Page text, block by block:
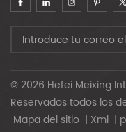
© 2026 Hefei Meixing
Reservados todos los
Mapa del sitio | Xml |